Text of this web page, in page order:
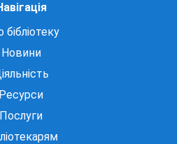
бібліотеку
Новини
Ресурси
Послуги